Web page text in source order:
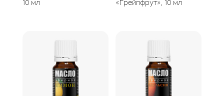
10 мл
«Грейпфрут», 10 мл